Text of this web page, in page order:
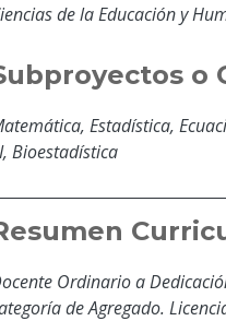
de la Educación y
o
Estadística,
Bioestadística
Ordinario a
de Agregado.